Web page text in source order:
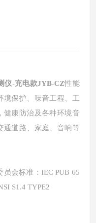
仪-充电款JYB-CZ性能
境保护、噪音工程、工
健康防治及各种环境音
通道路、家庭、音响等
员会标准：IEC PUB 65
S1.4 TYPE2